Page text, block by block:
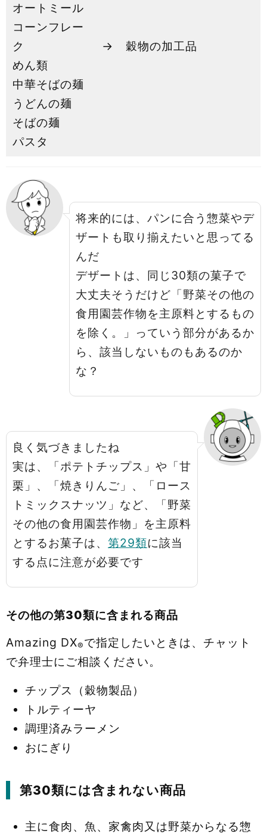
オートミール
コーンフレー
ク
めん類
中華そばの麺
うどんの麺
そばの麺
パスタ
→ 穀物の加工品
将来的には、パンに合う惣菜やデ
ザートも取り揃えたいと思ってる
んだ
デザートは、同じ30類の菓子で
大丈夫そうだけど「野菜その他の
食用園芸作物を主原料とするもの
を除く。」っていう部分があるか
ら、該当しないものもあるのか
な？
良く気づきましたね
実は、「ポテトチップス」や「甘
栗」、「焼きりんご」、「ロース
トミックスナッツ」など、「野菜
その他の食用園芸作物」を主原料
とするお菓子は、 第29類に該当
する点に注意が必要です
その他の第30類に含まれる商品
Amazing DX®で指定したいときは、チャット
で弁理士にご相談ください。
チップス（穀物製品）
トルティーヤ
調理済みラーメン
おにぎり
第30類には含まれない商品
主に食肉、魚、家禽肉又は野菜からなる惣